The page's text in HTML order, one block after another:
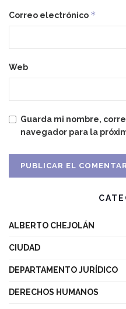
Correo electrónico *
Web
Guarda mi nombre,
navegador para la
ALBERTO CHEJOLÁN
CIUDAD
DEPARTAMENTO JURÍDICO
DERECHOS HUMANOS